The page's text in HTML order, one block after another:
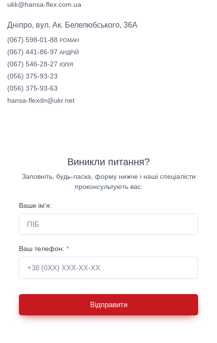
ukk@hansa-flex.com.ua
Дніпро, вул. Ак. Белелюбського, 36А
(067) 598-01-88 РОМАН
(067) 441-86-97 АНДРІЙ
(067) 546-28-27 ЮЛІЯ
(056) 375-93-23
(056) 375-93-63
hansa-flexdn@ukr.net
Виникли питання?
Заповніть, будь-ласка, форму нижче і наші спеціалісти
проконсультують вас:
Ваше ім'я:
Ваш телефон: *
Відправити